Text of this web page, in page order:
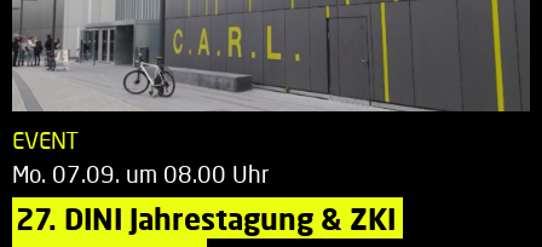
EVENT
Mo. 07.09. um 08.00 Uhr
27. DINI Jahrestagung & ZKI